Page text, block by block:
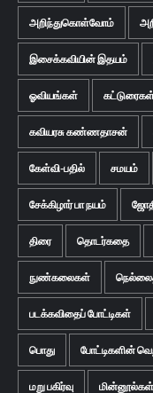
அறிந்துகொள்வோம்
இசைக்கவியின் இதயம்
ஓவியங்கள்
கவியரசு கண்ணதாசன்
கேள்வி-பதில் சமயம்
சேக்கிழார் பா நயம்
திரை தொடர்கதை
நுண்கலைகள்
படக்கவிதைப் போட்டிகள்
பொது போட்டிகளின்
மறு பகிர்வு மின்னூல்கள்